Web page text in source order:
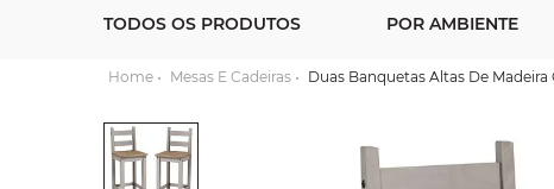
TODOS OS PRODUTOS POR AMBIENTE
Mesas E Cadeiras Duas Banquetas Altas De Madeira